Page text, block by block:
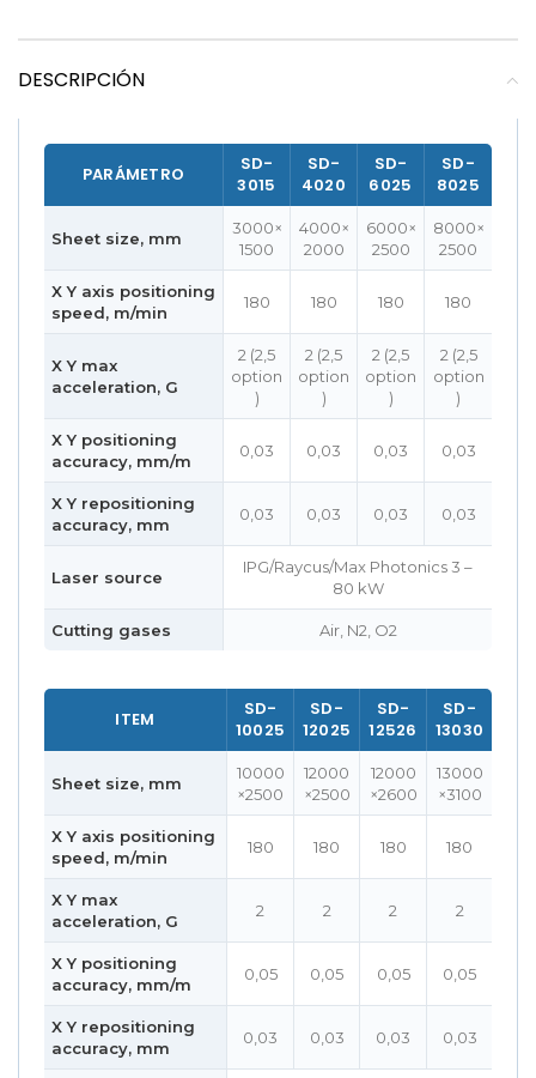
DESCRIPCIÓN
PARÁMETRO
SD-
3015
SD-
4020
SD-
6025
SD-
8025
Sheet size, mm
3000×
1500
4000×
2000
6000×
2500
8000×
2500
X Y axis positioning
speed, m/min
180 180 180 180
X Y max
acceleration, G
2 (2,5
option
)
2 (2,5
option
)
2 (2,5
option
)
2 (2,5
option
)
X Y positioning
accuracy, mm/m
0,03 0,03 0,03 0,03
X Y repositioning
accuracy, mm
0,03 0,03 0,03 0,03
Laser source
IPG/Raycus/Max Photonics 3 –
80 kW
Cutting gases Air, N2, O2
ITEM
SD-
10025
SD-
12025
SD-
12526
SD-
13030
Sheet size, mm
10000
×2500
12000
×2500
12000
×2600
13000
×3100
X Y axis positioning
speed, m/min
180 180 180 180
X Y max
acceleration, G
2 2 2 2
X Y positioning
accuracy, mm/m
0,05 0,05 0,05 0,05
X Y repositioning
accuracy, mm
0,03 0,03 0,03 0,03